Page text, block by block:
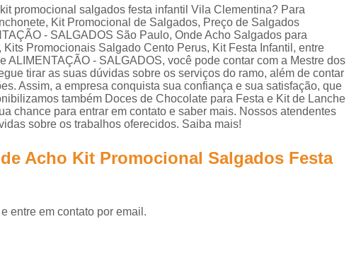
Salgados Congelados Festa
Salgados Congelados Fritos por
Salgados Congelados para Festa
Salgados Congelados para Festas por
Salgados Aniversário
Salgados
Salgados de Aniversário Infantil
Salgados para Aniversário Infantil
promocional salgados festa infantil Vila Clementina? Para
Kit Promocional de Salgados, Preço de Salgados
- SALGADOS São Paulo, Onde Acho Salgados para
Promocionais Salgado Cento Perus, Kit Festa Infantil, entre
ALIMENTAÇÃO - SALGADOS, você pode contar com a Mestre dos
tirar as suas dúvidas sobre os serviços do ramo, além de contar
Assim, a empresa conquista sua confiança e sua satisfação, que
também Doces de Chocolate para Festa e Kit de Lanche
chance para entrar em contato e saber mais. Nossos atendentes
sobre os trabalhos oferecidos. Saiba mais!
Acho Kit Promocional Salgados Festa
e entre em contato por email.